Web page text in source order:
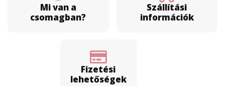
Mi van a
csomagban?
Szállítási
információk
Fizetési
lehetőségek